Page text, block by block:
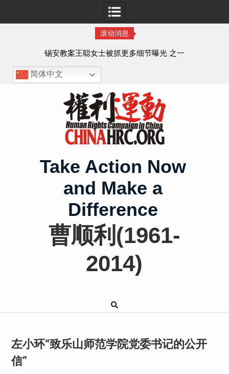
滚动消息
锡安教案王聪女士被抓更多细节曝光 之一
简体中文
Take Action Now
and Make a
Difference
曹顺利(1961-
2014)
左小环“致乐山师范学院党委书记的公开
信”